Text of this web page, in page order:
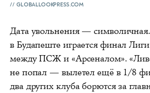
GLOBALLOOKPRESS.COM
Дата увольнения —
в Будапеште играется финал
между ПСЖ и «Арсеналом».
не попал — вылетел ещё в 1/8
два других клуба борются за